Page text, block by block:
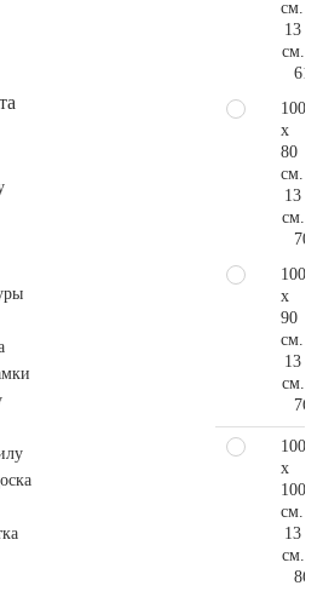
см.
13
см.
100
x
80
см.
13
см.
100
x
90
см.
13
см.
100
x
100
см.
13
см.